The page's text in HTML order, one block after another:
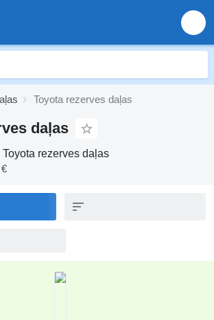
Toyota rezerves daļas
daļas
Toyota rezerves daļas